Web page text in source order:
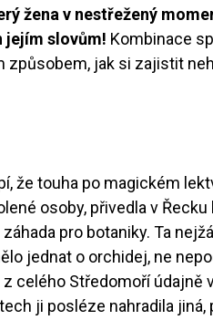
žena v nestřežený
jejím slovům! Kombinace
způsobem, jak si zajistit
že touha po magickém
osoby, přivedla v Řecku
pro botaniky. Ta
jednat o orchidej, ne
celého Středomoří údajně
ji posléze nahradila